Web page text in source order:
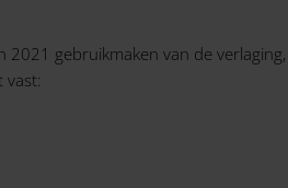
2021 gebruikmaken van de
vast: